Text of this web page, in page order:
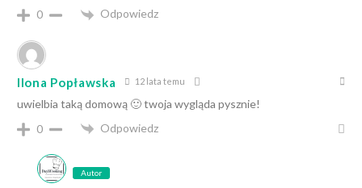
0
Odpowiedz
Ilona Popławska 12 lata temu
uwielbia taką domową 🙂 twoja wygląda pysznie!
0
Odpowiedz
Autor